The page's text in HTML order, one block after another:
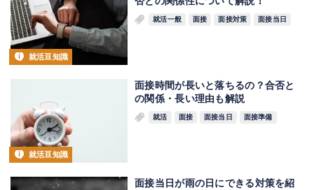
就活豆知識
就活一般 面接 面接対策 面接当日
就活豆知識
面接時間が長いと落ちるの？合否と
の関係・長い理由も解説
就活 面接 面接当日 面接準備
面接当日が雨の日にできる対策を紹